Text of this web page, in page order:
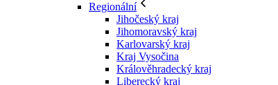
Regionální
Jihočeský kraj
Jihomoravský kraj
Karlovarský kraj
Kraj Vysočina
Králověhradecký kraj
Liberecký kraj